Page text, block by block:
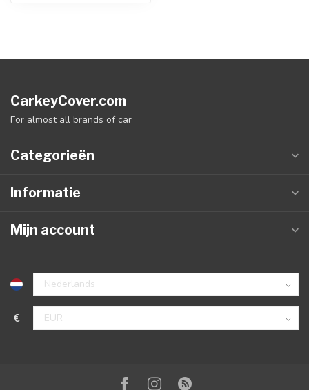
CarkeyCover.com
For almost all brands of car
Categorieën
Informatie
Mijn account
€